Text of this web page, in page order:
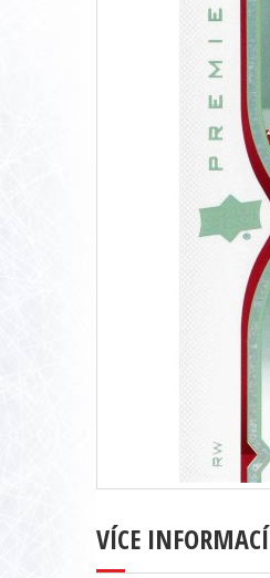
VÍCE INFORMACÍ